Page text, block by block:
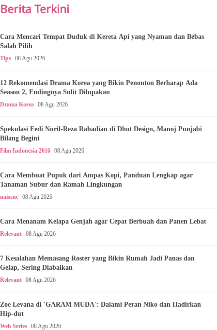
Berita Terkini
Cara Mencari Tempat Duduk di Kereta Api yang Nyaman dan Bebas
Salah Pilih
Tips 08 Agu 2026
12 Rekomendasi Drama Korea yang Bikin Penonton Berharap Ada
Season 2, Endingnya Sulit Dilupakan
Drama Korea 08 Agu 2026
Spekulasi Fedi Nuril-Reza Rahadian di Dhot Design, Manoj Punjabi
Bilang Begini
Film Indonesia 2016 08 Agu 2026
Cara Membuat Pupuk dari Ampas Kopi, Panduan Lengkap agar
Tanaman Subur dan Ramah Lingkungan
naiscnc 08 Agu 2026
Cara Menanam Kelapa Genjah agar Cepat Berbuah dan Panen Lebat
Relevant 08 Agu 2026
7 Kesalahan Memasang Roster yang Bikin Rumah Jadi Panas dan
Gelap, Sering Diabaikan
Relevant 08 Agu 2026
Zoe Levana di 'GARAM MUDA': Dalami Peran Niko dan Hadirkan
Hip-dut
Web Series 08 Agu 2026